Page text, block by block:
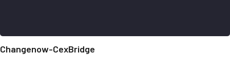
Changenow-CexBridge